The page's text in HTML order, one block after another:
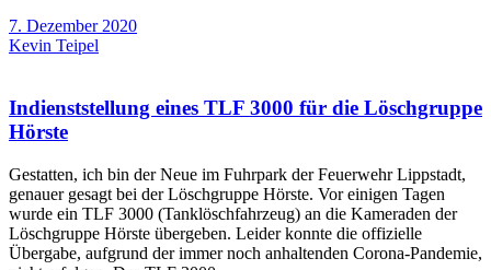
7. Dezember 2020
Kevin Teipel
Indienststellung eines TLF 3000 für die Löschgruppe
Hörste
Gestatten, ich bin der Neue im Fuhrpark der Feuerwehr Lippstadt,
genauer gesagt bei der Löschgruppe Hörste. Vor einigen Tagen
wurde ein TLF 3000 (Tanklöschfahrzeug) an die Kameraden der
Löschgruppe Hörste übergeben. Leider konnte die offizielle
Übergabe, aufgrund der immer noch anhaltenden Corona-Pandemie,